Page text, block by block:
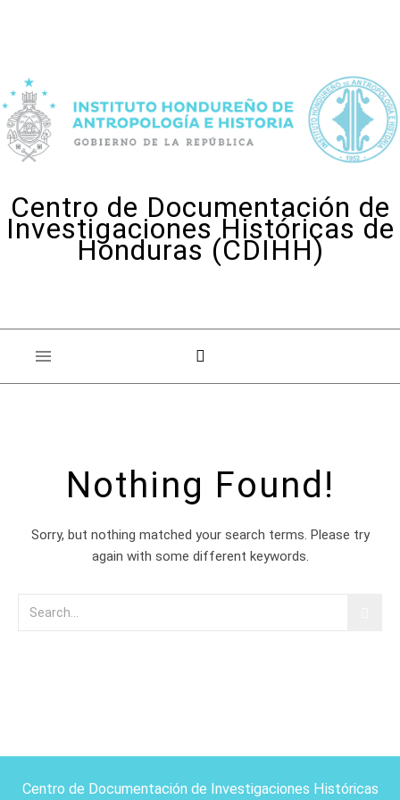
Centro de Documentación de
Investigaciones Históricas de
Honduras (CDIHH)
Nothing Found!
Sorry, but nothing matched your search terms. Please try
again with some different keywords.
Centro de Documentación de Investigaciones Históricas